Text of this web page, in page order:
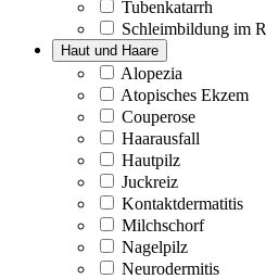
Tubenkatarrh
Schleimbildung im
Haut und Haare
Alopezia
Atopisches Ekzem
Couperose
Haarausfall
Hautpilz
Juckreiz
Kontaktdermatitis
Milchschorf
Nagelpilz
Neurodermitis